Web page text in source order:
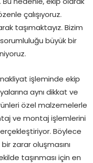
çalışıyoruz.
taşımaktayız. Bizim
büyük bir
işleminde ekip
aynı dikkat ve
özel malzemelerle
ve montaj işlemlerini
Böylece
zarar oluşmasını
taşınması için en